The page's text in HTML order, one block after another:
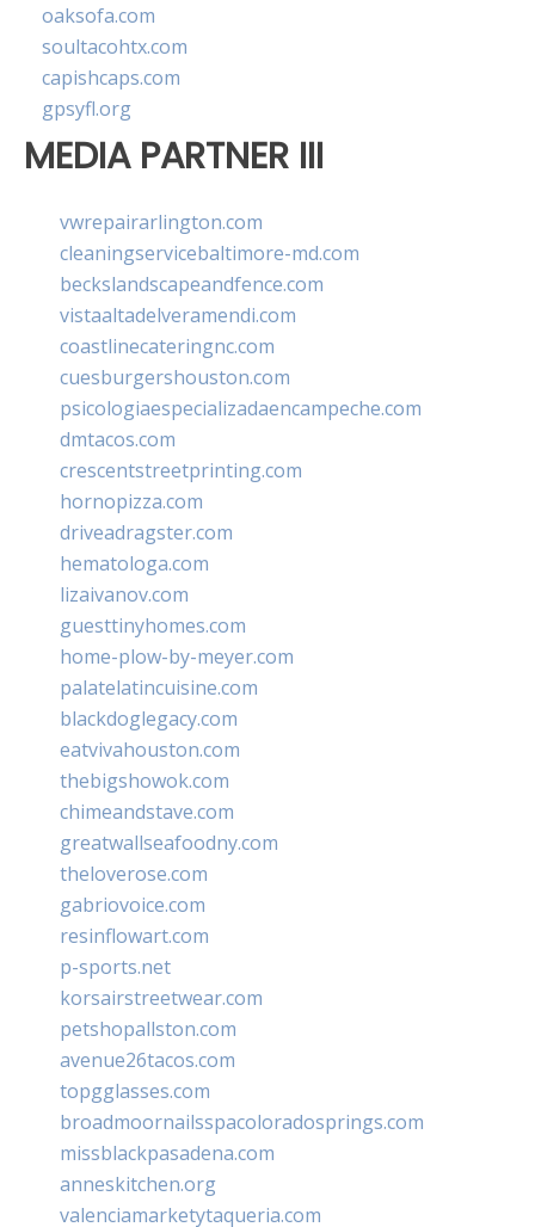
oaksofa.com
soultacohtx.com
capishcaps.com
gpsyfl.org
MEDIA PARTNER III
vwrepairarlington.com
cleaningservicebaltimore-md.com
beckslandscapeandfence.com
vistaaltadelveramendi.com
coastlinecateringnc.com
cuesburgershouston.com
psicologiaespecializadaencampeche.com
dmtacos.com
crescentstreetprinting.com
hornopizza.com
driveadragster.com
hematologa.com
lizaivanov.com
guesttinyhomes.com
home-plow-by-meyer.com
palatelatincuisine.com
blackdoglegacy.com
eatvivahouston.com
thebigshowok.com
chimeandstave.com
greatwallseafoodny.com
theloverose.com
gabriovoice.com
resinflowart.com
p-sports.net
korsairstreetwear.com
petshopallston.com
avenue26tacos.com
topgglasses.com
broadmoornailsspacoloradosprings.com
missblackpasadena.com
anneskitchen.org
valenciamarketytaqueria.com